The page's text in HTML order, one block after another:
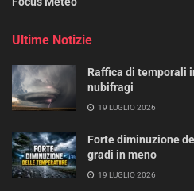
Ultime Notizie
Raffica di temporali
nubifragi
19 LUGLIO 2026
Forte diminuzione
gradi in meno
19 LUGLIO 2026